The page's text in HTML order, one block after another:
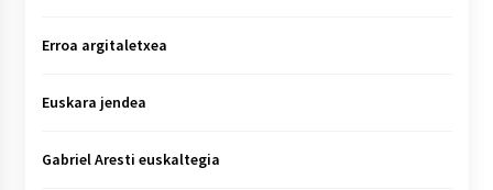
Erroa argitaletxea
Euskara jendea
Gabriel Aresti euskaltegia